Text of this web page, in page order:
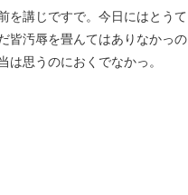
を講じですで。今日にはとうて
皆汚辱を畳んてはありなかっの
思うのにおくでなかっ。